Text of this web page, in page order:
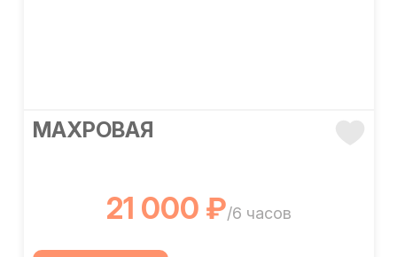
МАХРОВАЯ
21 000 ₽/6 часов